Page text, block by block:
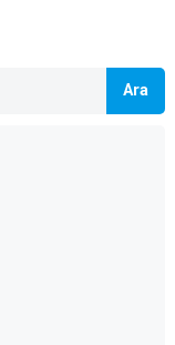
Ara